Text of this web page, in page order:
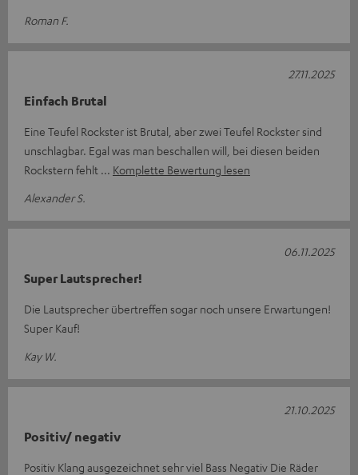
Roman F.
Einfach Brutal
Eine Teufel Rockster ist Brutal, aber zwei Teufel Rockster sind
unschlagbar. Egal was man beschallen will, bei diesen beiden
Rockstern fehlt
Komplette Bewertung lesen
Alexander S.
27.11.2025
Super Lautsprecher!
Die Lautsprecher übertreffen sogar noch unsere Erwartungen!
Super Kauf!
Kay W.
06.11.2025
Positiv/ negativ
Positiv Klang ausgezeichnet sehr viel Bass Negativ Die Räder
21.10.2025